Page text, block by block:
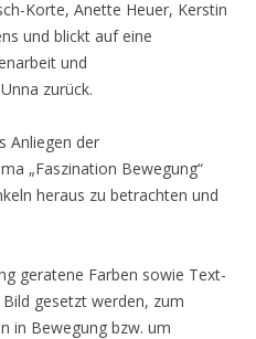
Korte, Anette Heuer, Kerstin
und blickt auf eine
und
zurück.
Anliegen der
„Faszination Bewegung“
heraus zu betrachten und
geratene Farben sowie Text-
gesetzt werden, zum
in Bewegung bzw. um